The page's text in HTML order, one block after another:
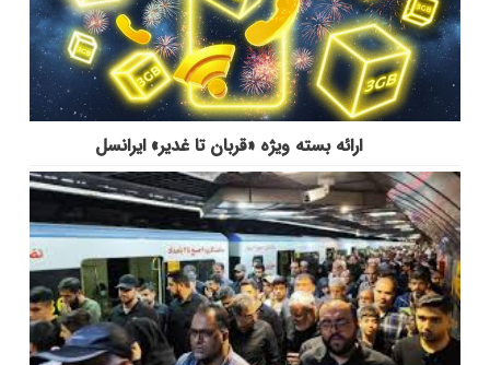
ارائه بسته ویژه «قربان تا غدیر» ایرانسل